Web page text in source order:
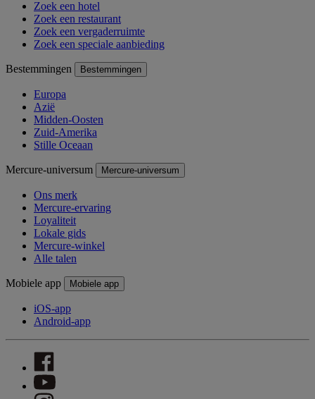
Zoek een hotel
Zoek een restaurant
Zoek een vergaderruimte
Zoek een speciale aanbieding
Bestemmingen Bestemmingen
Europa
Azië
Midden-Oosten
Zuid-Amerika
Stille Oceaan
Mercure-universum Mercure-universum
Ons merk
Mercure-ervaring
Loyaliteit
Lokale gids
Mercure-winkel
Alle talen
Mobiele app Mobiele app
iOS-app
Android-app